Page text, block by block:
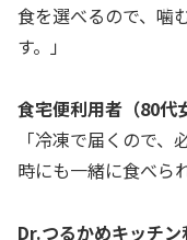
食を選べるので、噛
す。」
食宅便利用者（80代
「冷凍で届くので
時にも一緒に食べら
Dr.つるかめキッチン